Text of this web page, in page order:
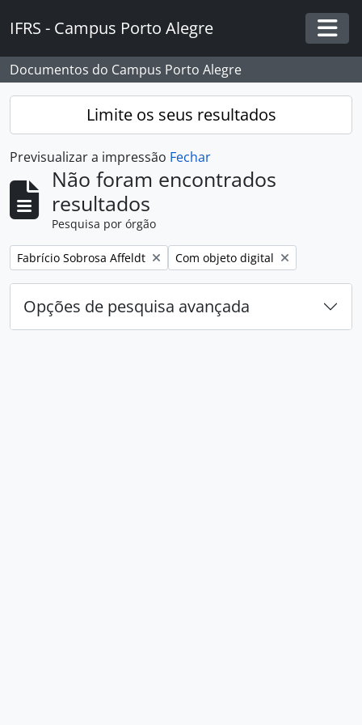
IFRS - Campus Porto Alegre
Documentos do Campus Porto Alegre
Limite os seus resultados
Previsualizar a impressão Fechar
Não foram encontrados
resultados
Pesquisa por órgão
Remover filtro:
Fabrício Sobrosa Affeldt Remover filtro:
Com objeto digital
Opções de pesquisa avançada